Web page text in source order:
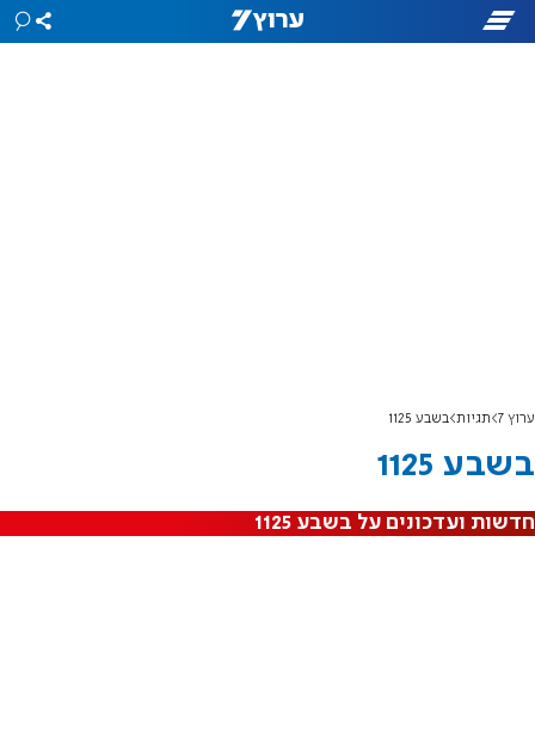
ערוץ 7 תגיות בשבע 1125
בשבע 1125
חדשות ועדכונים על בשבע 1125